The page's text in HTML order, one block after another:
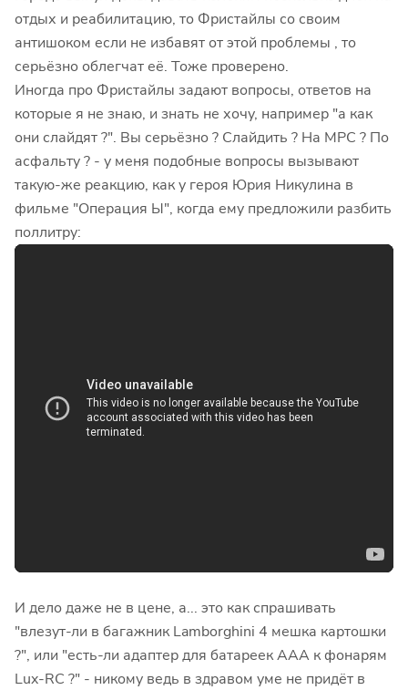
отдых и реабилитацию, то Фристайлы со своим
антишоком если не избавят от этой проблемы , то
серьёзно облегчат её. Тоже проверено.
Иногда про Фристайлы задают вопросы, ответов на
которые я не знаю, и знать не хочу, например "а как
они слайдят ?". Вы серьёзно ? Слайдить ? На МРС ? По
асфальту ? - у меня подобные вопросы вызывают
такую-же реакцию, как у героя Юрия Никулина в
фильме "Операция Ы", когда ему предложили разбить
поллитру:
И дело даже не в цене, а... это как спрашивать
"влезут-ли в багажник Lamborghini 4 мешка картошки
?", или "есть-ли адаптер для батареек ААА к фонарям
Lux-RC ?" - никому ведь в здравом уме не придёт в